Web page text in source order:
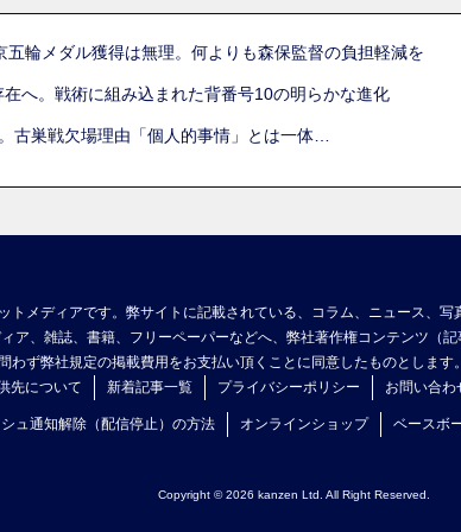
輪メダル獲得は無理。何よりも森保監督の負担軽減を
へ。戦術に組み込まれた背番号10の明らかな進化
古巣戦欠場理由「個人的事情」とは一体…
トメディアです。弊サイトに記載されている、コラム、ニュース、
ア、雑誌、書籍、フリーペーパーなどへ、弊社著作権コンテンツ（
ず弊社規定の掲載費用をお支払い頂くことに同意したものとします。
先について 新着記事一覧 プライバシーポリシー お問い合わ
ュ通知解除（配信停止）の方法 オンラインショップ ベースボ
Copyright © 2026 kanzen Ltd. All Right Reserved.